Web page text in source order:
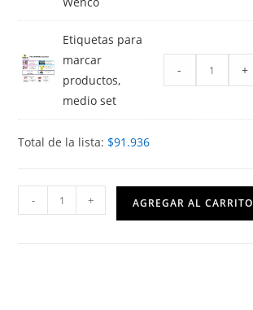
Etiquetas para
marcar
productos,
medio set
- +
Total de la lista: $91.936
Medio
- + AGREGAR AL CARRITO